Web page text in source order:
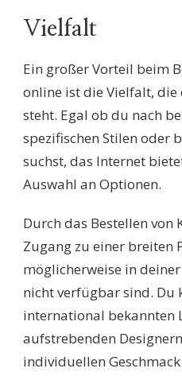
Vielfalt
Ein großer Vorteil beim
online ist die Vielfalt,
steht. Egal ob du nach
spezifischen Stilen oder
suchst, das Internet
Auswahl an Optionen.
Durch das Bestellen von
Zugang zu einer breiten
möglicherweise in
nicht verfügbar sind. Du
international bekannten
aufstrebenden
individuellen